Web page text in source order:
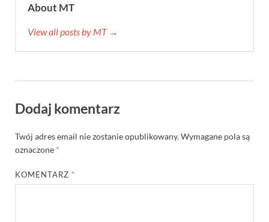
About MT
View all posts by MT →
Dodaj komentarz
Twój adres email nie zostanie opublikowany.Wymagane pola są
oznaczone *
KOMENTARZ *